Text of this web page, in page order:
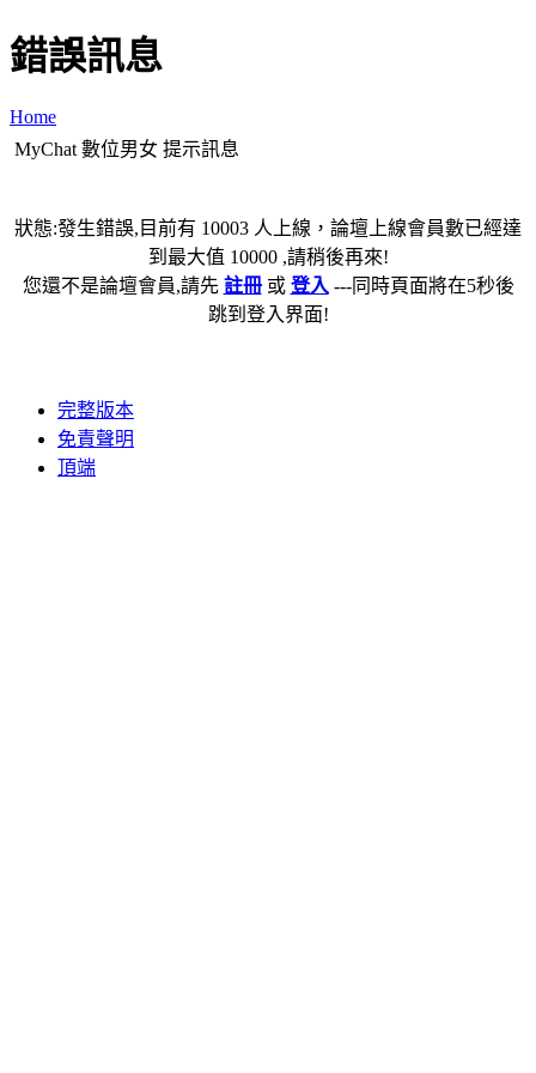
錯誤訊息
Home
MyChat 數位男女 提示訊息
狀態:發生錯誤,目前有 10003 人上線，論壇上線會員數已經達
到最大值 10000 ,請稍後再來!
您還不是論壇會員,請先 註冊或 登入 ---同時頁面將在5秒後
跳到登入界面!
完整版本
免責聲明
頂端